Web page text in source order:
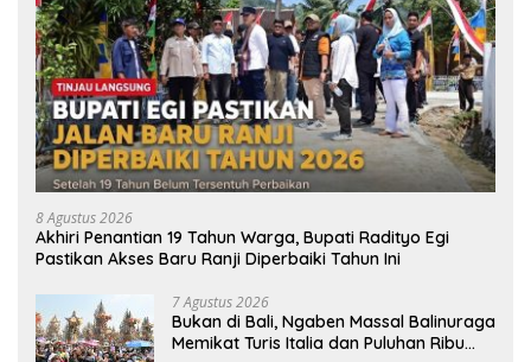
8 Agustus 2026
Akhiri Penantian 19 Tahun Warga, Bupati Radityo Egi
Pastikan Akses Baru Ranji Diperbaiki Tahun Ini
7 Agustus 2026
Bukan di Bali, Ngaben Massal Balinuraga
Memikat Turis Italia dan Puluhan Ribu